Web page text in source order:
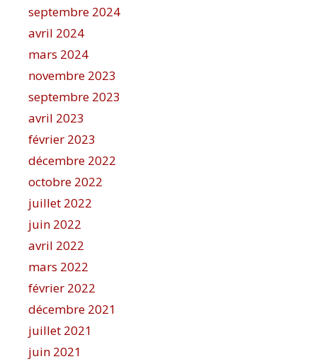
septembre 2024
avril 2024
mars 2024
novembre 2023
septembre 2023
avril 2023
février 2023
décembre 2022
octobre 2022
juillet 2022
juin 2022
avril 2022
mars 2022
février 2022
décembre 2021
juillet 2021
juin 2021